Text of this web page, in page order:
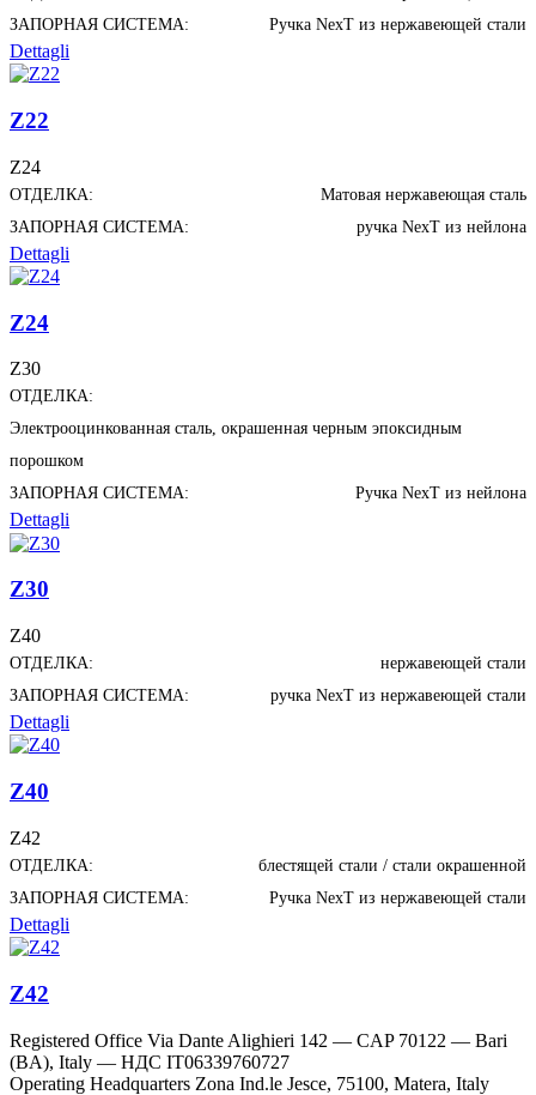
ЗАПОРНАЯ СИСТЕМА:
Ручка NexT из нержавеющей стали
Dettagli
Z22
Z24
ОТДЕЛКА:
Матовая нержавеющая сталь
ЗАПОРНАЯ СИСТЕМА:
ручка NexT из нейлона
Dettagli
Z24
Z30
ОТДЕЛКА:
Электрооцинкованная сталь, окрашенная черным эпоксидным
порошком
ЗАПОРНАЯ СИСТЕМА:
Ручка NexT из нейлона
Dettagli
Z30
Z40
ОТДЕЛКА:
нержавеющей стали
ЗАПОРНАЯ СИСТЕМА:
ручка NexT из нержавеющей стали
Dettagli
Z40
Z42
ОТДЕЛКА:
блестящей стали / стали окрашенной
ЗАПОРНАЯ СИСТЕМА:
Ручка NexT из нержавеющей стали
Dettagli
Z42
Registered Office Via Dante Alighieri 142 — CAP 70122 — Bari
(BA), Italy — НДС IT06339760727
Operating Headquarters Zona Ind.le Jesce, 75100, Matera, Italy